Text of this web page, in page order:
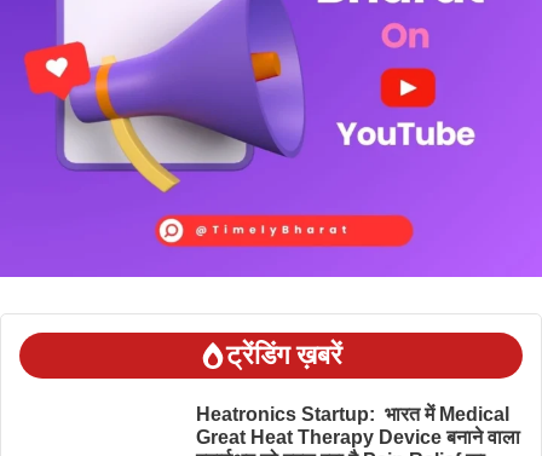
ट्रेंडिंग ख़बरें
Heatronics Startup: भारत में Medical
Great Heat Therapy Device बनाने वाला